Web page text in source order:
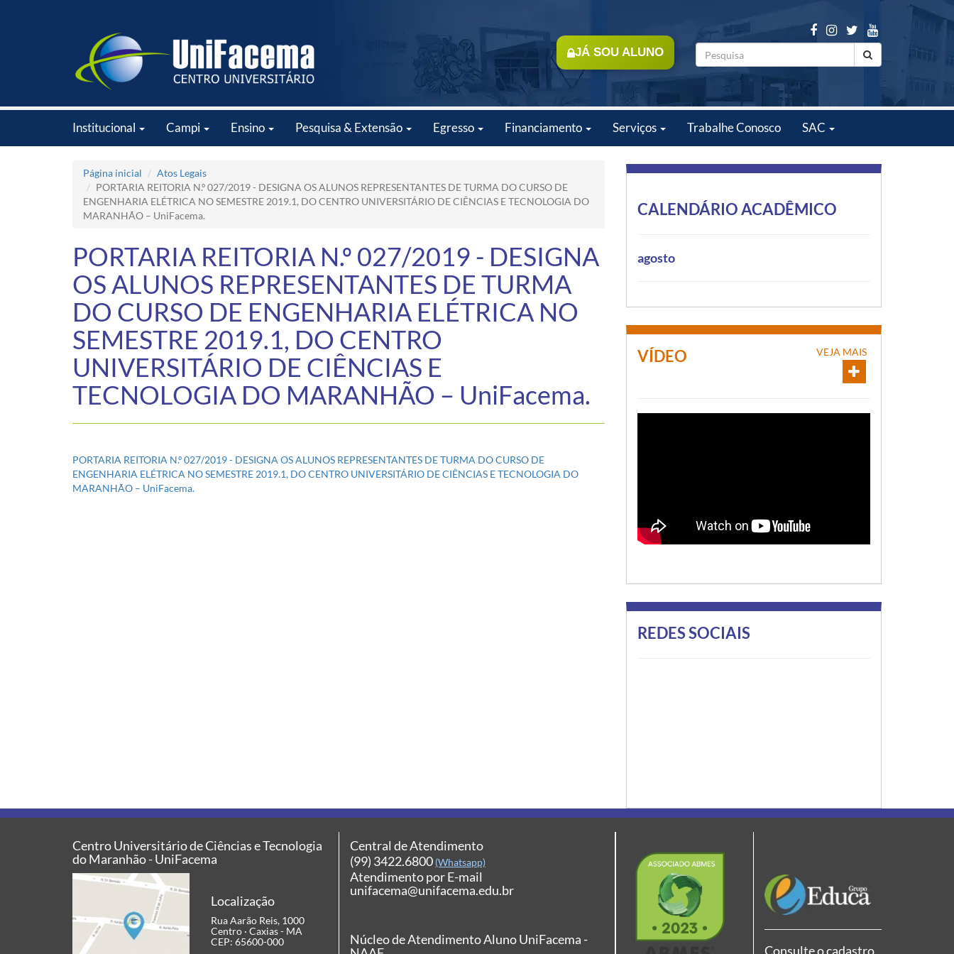
JÁ SOU ALUNO
Institucional Campi Ensino Pesquisa & Extensão Egresso Financiamento Serviços Trabalhe Conosco SAC
Página inicial
Atos Legais
PORTARIA REITORIA N.º 027/2019 - DESIGNA OS ALUNOS REPRESENTANTES DE TURMA DO CURSO DE
ENGENHARIA ELÉTRICA NO SEMESTRE 2019.1, DO CENTRO UNIVERSITÁRIO DE CIÊNCIAS E TECNOLOGIA DO
MARANHÃO – UniFacema.
PORTARIA REITORIA N.º 027/2019 - DESIGNA
OS ALUNOS REPRESENTANTES DE TURMA
DO CURSO DE ENGENHARIA ELÉTRICA NO
SEMESTRE 2019.1, DO CENTRO
UNIVERSITÁRIO DE CIÊNCIAS E
TECNOLOGIA DO MARANHÃO – UniFacema.
PORTARIA REITORIA N.º 027/2019 - DESIGNA OS ALUNOS REPRESENTANTES DE TURMA DO CURSO DE
ENGENHARIA ELÉTRICA NO SEMESTRE 2019.1, DO CENTRO UNIVERSITÁRIO DE CIÊNCIAS E TECNOLOGIA DO
MARANHÃO – UniFacema.
CALENDÁRIO ACADÊMICO
agosto
VÍDEO VEJA MAIS
REDES SOCIAIS
Centro Universitário de Ciências e Tecnologia
do Maranhão - UniFacema
Localização
Rua Aarão Reis, 1000
Centro · Caxias - MA
CEP: 65600-000
Central de Atendimento
(99) 3422.6800 (Whatsapp)
Atendimento por E-mail
unifacema@unifacema.edu.br
Núcleo de Atendimento Aluno UniFacema -
Consulte o cadastro